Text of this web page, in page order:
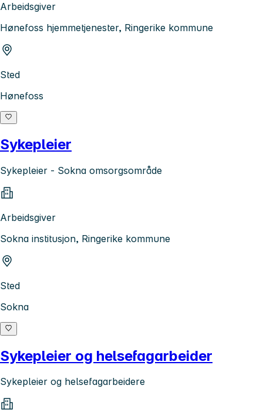
Arbeidsgiver
Hønefoss hjemmetjenester, Ringerike kommune
Sted
Hønefoss
Sykepleier
Sykepleier - Sokna omsorgsområde
Arbeidsgiver
Sokna institusjon, Ringerike kommune
Sted
Sokna
Sykepleier og helsefagarbeider
Sykepleier og helsefagarbeidere